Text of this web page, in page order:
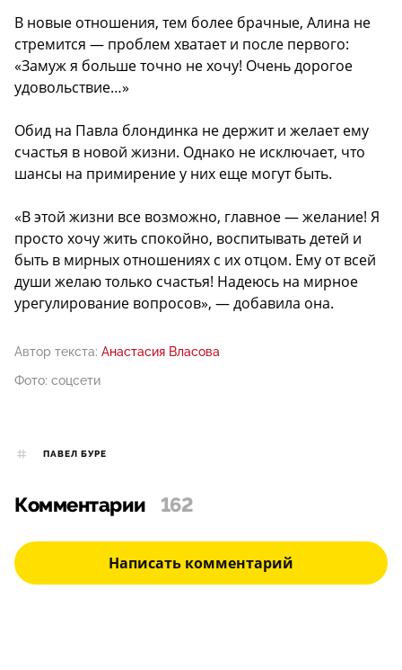
В новые отношения, тем более брачные, Алина не
стремится — проблем хватает и после первого:
«Замуж я больше точно не хочу! Очень дорогое
удовольствие…»
Обид на Павла блондинка не держит и желает ему
счастья в новой жизни. Однако не исключает, что
шансы на примирение у них еще могут быть.
«В этой жизни все возможно, главное — желание! Я
просто хочу жить спокойно, воспитывать детей и
быть в мирных отношениях с их отцом. Ему от всей
души желаю только счастья! Надеюсь на мирное
урегулирование вопросов», — добавила она.
Автор текста: Анастасия Власова
Фото: соцсети
ПАВЕЛ БУРЕ
Комментарии 162
Написать комментарий